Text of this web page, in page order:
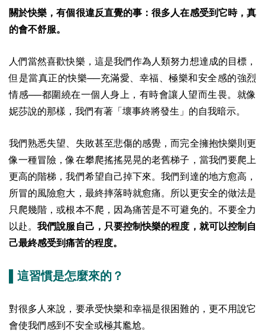
關於快樂，有個很違反直覺的事：很多人在感受到它時，真
的會不舒服。
人們當然喜歡快樂，這是我們作為人類努力想達成的目標，
但是當真正的快樂──充滿愛、幸福、極樂和安全感的強烈
情感──都圍繞在一個人身上，有時會讓人望而生畏。 就像
妮莎說的那樣，我們有著「壞事終將發生」的自我暗示。
我們熟悉失望、失敗甚至悲傷的感覺，而完全擁抱快樂則更
像一種冒險，像在攀爬搖搖晃晃的老舊梯子，當我們要爬上
更高的階梯，我們希望自己掉下來。我們到達的地方愈高，
所冒的風險愈大，最終摔落時就愈痛。所以更安全的做法是
只爬幾階，或根本不爬，因為痛苦是不可避免的。不要全力
以赴。我們說服自己，只要控制快樂的程度，就可以控制自
己最終感受到痛苦的程度。
▌這習慣是怎麼來的？
對很多人來說，要承受快樂和幸福是很困難的，更不用說它
會使我們感到不安全或極其尷尬。